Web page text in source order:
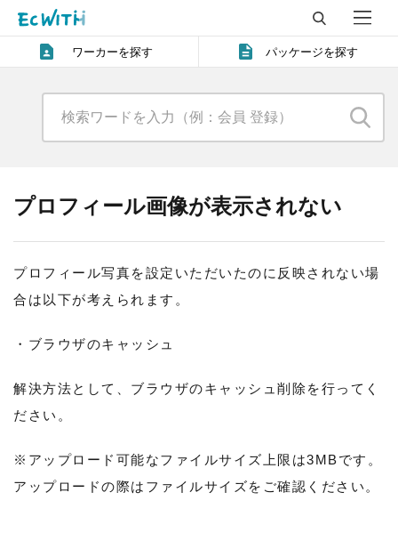
ワーカーを探す パッケージを探す
プロフィール画像が表示されない
プロフィール写真を設定いただいたのに反映されない場
合は以下が考えられます。
・ブラウザのキャッシュ
解決方法として、ブラウザのキャッシュ削除を行ってく
ださい。
※アップロード可能なファイルサイズ上限は3MBです。
アップロードの際はファイルサイズをご確認ください。